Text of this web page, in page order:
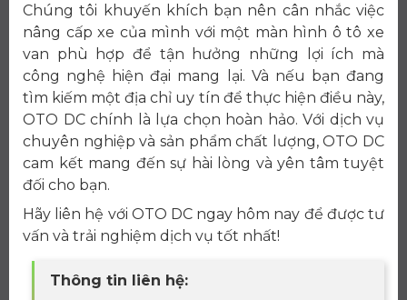
Chúng tôi khuyến khích bạn nên cân nhắc việc
nâng cấp xe của mình với một màn hình ô tô xe
van phù hợp để tận hưởng những lợi ích mà
công nghệ hiện đại mang lại. Và nếu bạn đang
tìm kiếm một địa chỉ uy tín để thực hiện điều này,
OTO DC chính là lựa chọn hoàn hảo. Với dịch vụ
chuyên nghiệp và sản phẩm chất lượng, OTO DC
cam kết mang đến sự hài lòng và yên tâm tuyệt
đối cho bạn.
Hãy liên hệ với OTO DC ngay hôm nay để được tư
vấn và trải nghiệm dịch vụ tốt nhất!
Thông tin liên hệ: